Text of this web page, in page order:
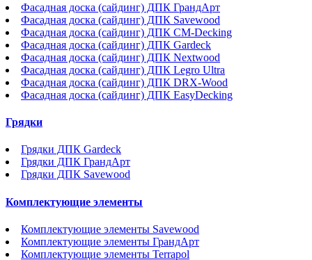
Фасадная доска (сайдинг) ДПК ГрандАрт
Фасадная доска (сайдинг) ДПК Savewood
Фасадная доска (сайдинг) ДПК CM-Decking
Фасадная доска (сайдинг) ДПК Gardeck
Фасадная доска (сайдинг) ДПК Nextwood
Фасадная доска (сайдинг) ДПК Legro Ultra
Фасадная доска (сайдинг) ДПК DRX-Wood
Фасадная доска (сайдинг) ДПК EasyDecking
Грядки
Грядки ДПК Gardeck
Грядки ДПК ГрандАрт
Грядки ДПК Savewood
Комплектующие элементы
Комплектующие элементы Savewood
Комплектующие элементы ГрандАрт
Комплектующие элементы Terrapol